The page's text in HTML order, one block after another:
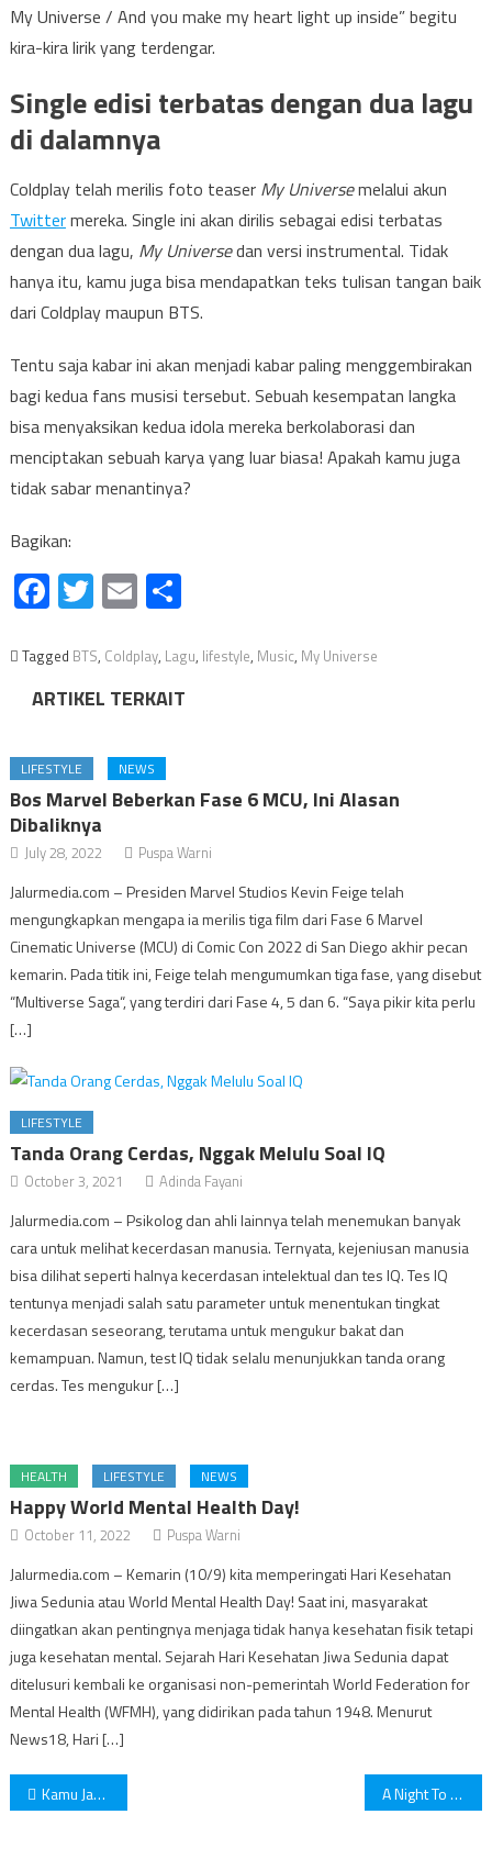
My Universe / And you make my heart light up inside” begitu
kira-kira lirik yang terdengar.
Single edisi terbatas dengan dua lagu
di dalamnya
Coldplay telah merilis foto teaser My Universemelalui akun
Twittermereka. Single ini akan dirilis sebagai edisi terbatas
dengan dua lagu, My Universedan versi instrumental. Tidak
hanya itu, kamu juga bisa mendapatkan teks tulisan tangan baik
dari Coldplay maupun BTS.
Tentu saja kabar ini akan menjadi kabar paling menggembirakan
bagi kedua fans musisi tersebut. Sebuah kesempatan langka
bisa menyaksikan kedua idola mereka berkolaborasi dan
menciptakan sebuah karya yang luar biasa! Apakah kamu juga
tidak sabar menantinya?
Bagikan:
Facebook
Twitter
EmailShare
Tagged BTS, Coldplay, Lagu, lifestyle, Music, My Universe
ARTIKEL TERKAIT
LIFESTYLE NEWS
Bos Marvel Beberkan Fase 6 MCU, Ini Alasan
Dibaliknya
July 28, 2022 Puspa Warni
Jalurmedia.com – Presiden Marvel Studios Kevin Feige telah
mengungkapkan mengapa ia merilis tiga film dari Fase 6 Marvel
Cinematic Universe (MCU) di Comic Con 2022 di San Diego akhir pecan
kemarin. Pada titik ini, Feige telah mengumumkan tiga fase, yang disebut
“Multiverse Saga“, yang terdiri dari Fase 4, 5 dan 6. “Saya pikir kita perlu
[…]
LIFESTYLE
Tanda Orang Cerdas, Nggak Melulu Soal IQ
October 3, 2021 Adinda Fayani
Jalurmedia.com – Psikolog dan ahli lainnya telah menemukan banyak
cara untuk melihat kecerdasan manusia. Ternyata, kejeniusan manusia
bisa dilihat seperti halnya kecerdasan intelektual dan tes IQ. Tes IQ
tentunya menjadi salah satu parameter untuk menentukan tingkat
kecerdasan seseorang, terutama untuk mengukur bakat dan
kemampuan. Namun, test IQ tidak selalu menunjukkan tanda orang
cerdas. Tes mengukur […]
HEALTH LIFESTYLE NEWS
Happy World Mental Health Day!
October 11, 2022 Puspa Warni
Jalurmedia.com – Kemarin (10/9) kita memperingati Hari Kesehatan
Jiwa Sedunia atau World Mental Health Day! Saat ini, masyarakat
diingatkan akan pentingnya menjaga tidak hanya kesehatan fisik tetapi
juga kesehatan mental. Sejarah Hari Kesehatan Jiwa Sedunia dapat
ditelusuri kembali ke organisasi non-pemerintah World Federation for
Mental Health (WFMH), yang didirikan pada tahun 1948. Menurut
News18, Hari […]
Post
Kamu Jarang Mandi? Ungkap Alasan Jarang Mandi Menurut 5 Zodiak Ini A Night To Remember, Melia Bali Tawarkan Dinner Bertema Korea